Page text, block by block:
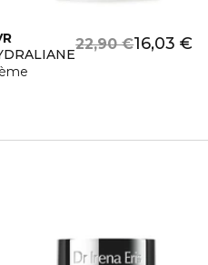
16,03 €
22,90 €